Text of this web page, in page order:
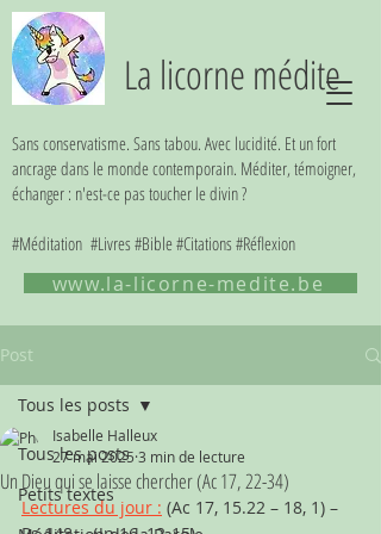
La licorne médite
Sans conservatisme. Sans tabou. Avec lucidité. Et un fort
ancrage dans le monde contemporain. Méditer, témoigner,
échanger : n'est-ce pas toucher le divin ?
#Méditation #Livres #Bible #Citations #Réflexion
www.la-licorne-medite.be
Post
Tous les posts
Petits textes
Tous les posts
Un Dieu qui se laisse chercher (Ac 17, 22-34)
Isabelle Halleux
27 mai 2025 3 min de lecture
Lectures du jour : (Ac 17, 15.22 – 18, 1) –